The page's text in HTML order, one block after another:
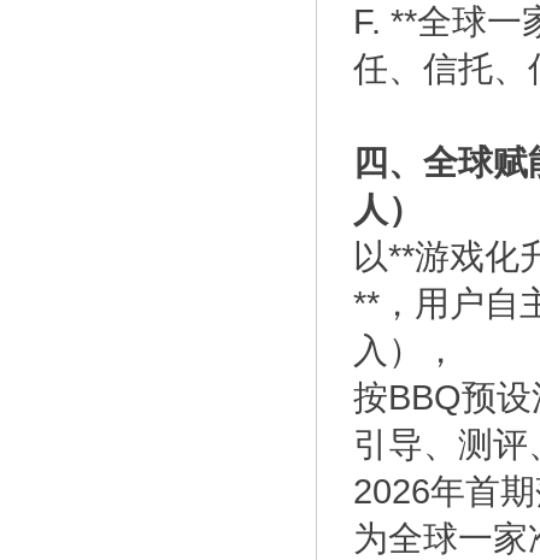
F. **全球一
任、信托
四、全球
人）
以**游戏化
**，用户自
入），
按BBQ预
引导、测评
2026年首
为全球一